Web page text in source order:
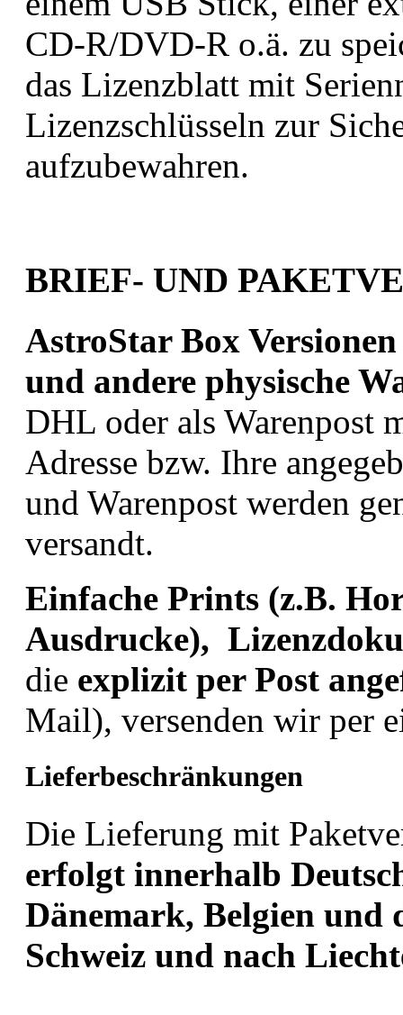
CD-R/DVD-R o.ä. zu
das Lizenzblatt mit
Lizenzschlüsseln zur
aufzubewahren.
BRIEF- UND
AstroStar Box
und andere physische
DHL oder als Warenpost
Adresse bzw. Ihre
und Warenpost werden
versandt.
Einfache Prints (z.B.
Ausdrucke),
die explizit per Post
Mail), versenden wir per
Lieferbeschränkungen
Die Lieferung mit
erfolgt innerhalb
Dänemark, Belgien und
Schweiz und nach